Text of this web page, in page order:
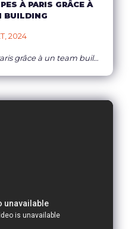
À PARIS GRÂCE À
BUILDING
2024
Fédérer vos équipes à Paris grâce à un team building Plongez au cœur de l’effervescence parisienne et vivez des expériences uniques avec vos collaborateurs ! Paris, ville lumière et capitale de la culture, offre un cadre exceptionnel pour des team building inoubliables. Imaginez vos équipes gravissant la tour Eiffel, explorant les catacombes cachées ou résolvant